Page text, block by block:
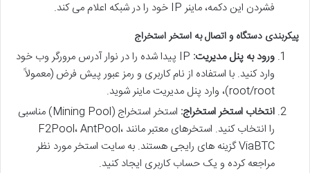
فشردن این دکمه، ماینر IP خود را در شبکه اعلام می کند.
پیکربندی دستگاه و اتصال به استخر استخراج
ورود به پنل مدیریت:
IP پیدا شده را در نوار آدرس مرورگر وب خود
وارد کنید. با استفاده از نام کاربری و رمز عبور پیش فرض (معمولاً
root/root)، وارد پنل مدیریت ماینر شوید.
انتخاب استخر استخراج:
استخر استخراج (Mining Pool) مناسبی
را انتخاب کنید. استخرهای معتبر مانند F2Pool، AntPool،
ViaBTC گزینه های رایجی هستند. به سایت استخر مورد نظر
مراجعه کرده و یک حساب کاربری ایجاد کنید.